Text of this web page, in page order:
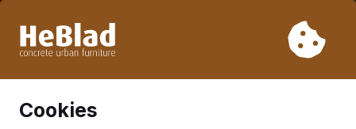
week 33. Houdt u daarom rekening met langere levertijden.
Cookies
Al meer dan 30.000 producten verkocht